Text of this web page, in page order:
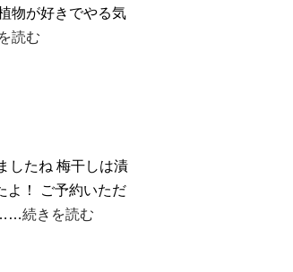
物が好きでやる気
読む
したね 梅干しは漬
よ！ ご予約いただ
……続きを読む